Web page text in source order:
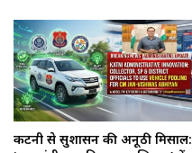
कटनी से सुशासन की अनूठी मिसाल: